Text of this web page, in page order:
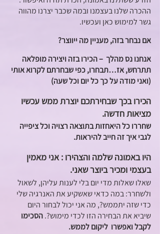
ההכרה שלנו בעצמנו ובמה שכבר יצרנו מהווה
גשר למימוש כאן ועכשיו.
אם נבחר בזה, מעניין מה ייווצר?
אנחנו נס מהלך  – הכירו בזה ויצירה מופלאה
תתרחש, אז…תבחרו, כפי שבחרתם לקרוא אותי
(ואני מודה על כך כל יום וכל שעה)
הכירו בכך שבחירתכם יוצרת ממש עכשיו
מציאות חדשה.
שחררו כל היאחזות בתוצאה רצויה וכל ציפייה
לגבי איך זה חייב להיראות.
היו באמונה שלמה והצהירו : אני מאמין
בעצמי ומכיר ביוצר שאני.
שאלו שאלות מדי יום בלי לענות עליהן, לשאול
ולשחרר: במה כדאי שאשקיע את האנרגיה שלי
כדי שזה יתממש?, מה אני יכול לבחור היום
שיביא את הבחירה הזו לכדי מימוש?. הסכימו
לקבל ואפשרו  ליקום לממש.